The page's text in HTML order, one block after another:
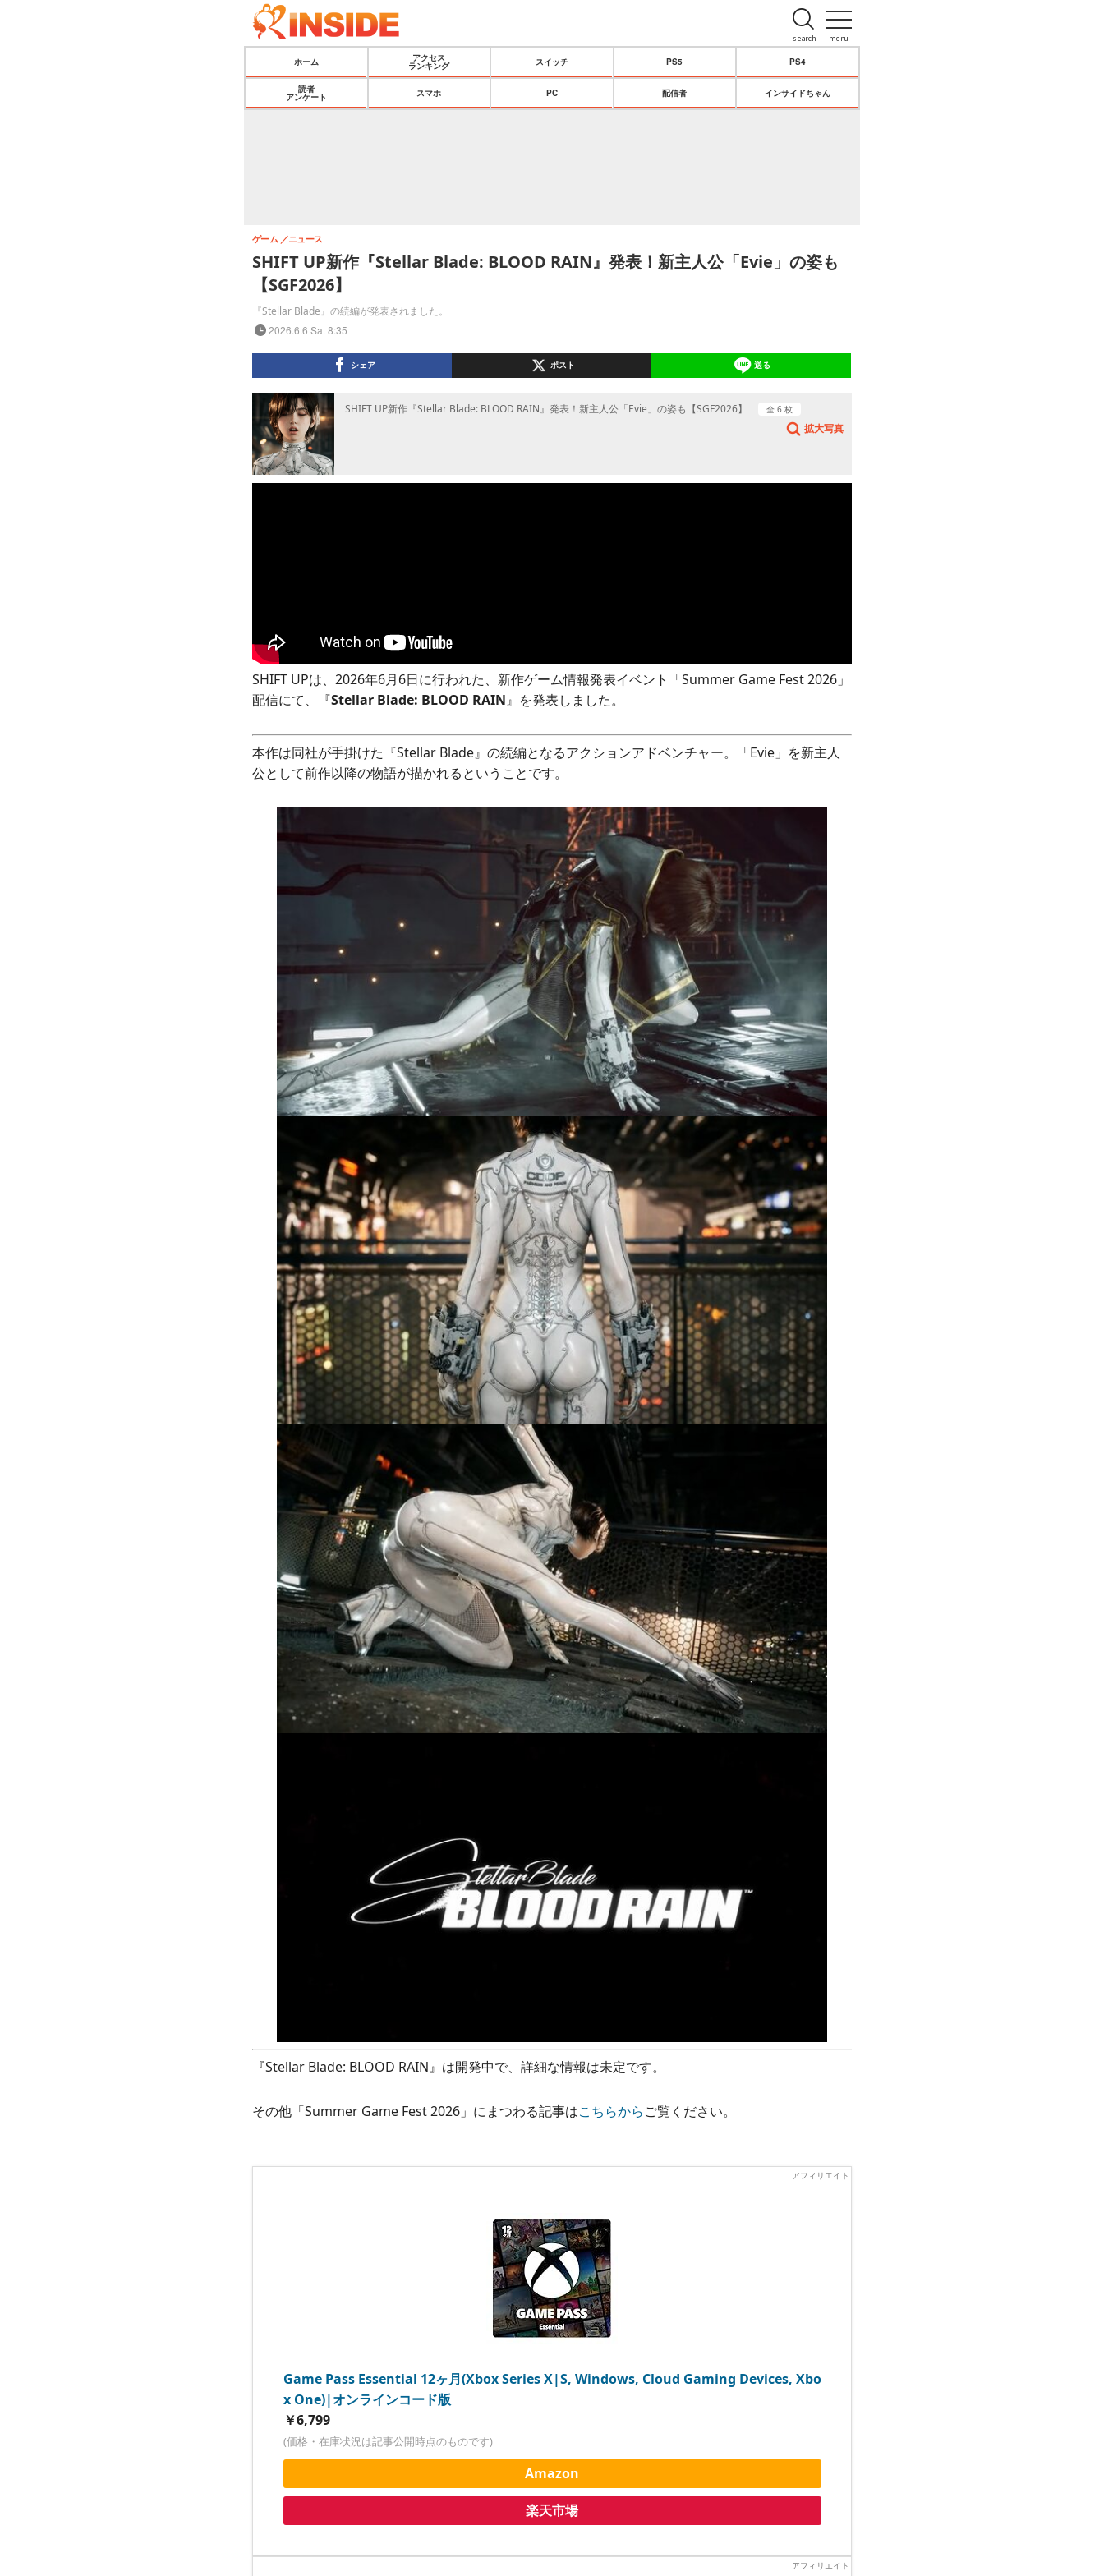
menu
search
ホーム
アクセス
ランキング
スイッチ PS5 PS4
読者
アンケート
スマホ PC 配信者 インサイドちゃん
SHIFT UP新作『Stellar Blade: BLOOD RAIN』発表！新主人公「Evie」の姿も
【SGF2026】
『Stellar Blade』の続編が発表されました。
ゲーム ニュース
2026.6.6 Sat 8:35
シェア ポスト 送る
SHIFT UP新作『Stellar Blade: BLOOD RAIN』発表！新主人公「Evie」の姿も【SGF2026】 全 6 枚
拡大写真
SHIFT UPは、2026年6月6日に行われた、新作ゲーム情報発表イベント「Summer Game Fest 2026」
配信にて、『Stellar Blade: BLOOD RAIN』を発表しました。
本作は同社が手掛けた『Stellar Blade』の続編となるアクションアドベンチャー。「Evie」を新主人
公として前作以降の物語が描かれるということです。
『Stellar Blade: BLOOD RAIN』は開発中で、詳細な情報は未定です。
その他「Summer Game Fest 2026」にまつわる記事はこちらからご覧ください。
Game Pass Essential 12ヶ月(Xbox Series X|S, Windows, Cloud Gaming Devices, Xbo
x One)|オンラインコード版
￥6,799
(価格・在庫状況は記事公開時点のものです)
Amazon
楽天市場